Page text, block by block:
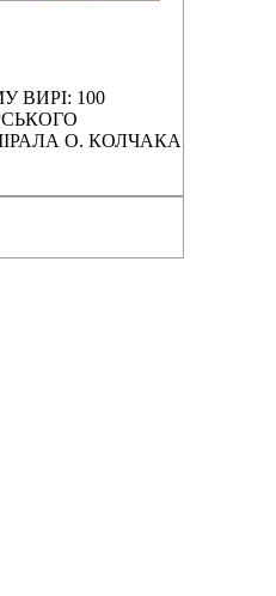
100
О. КОЛЧАКА